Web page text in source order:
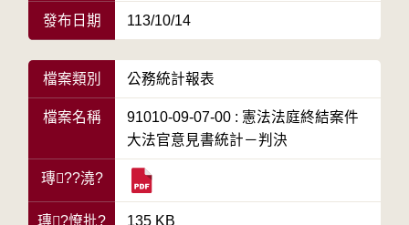
發布日期 113/10/14
檔案類別 公務統計報表
檔案名稱
91010-09-07-00 : 憲法法庭終結案件
大法官意見書統計－判決
瑼??澆?
瑼?憭批? 135 KB